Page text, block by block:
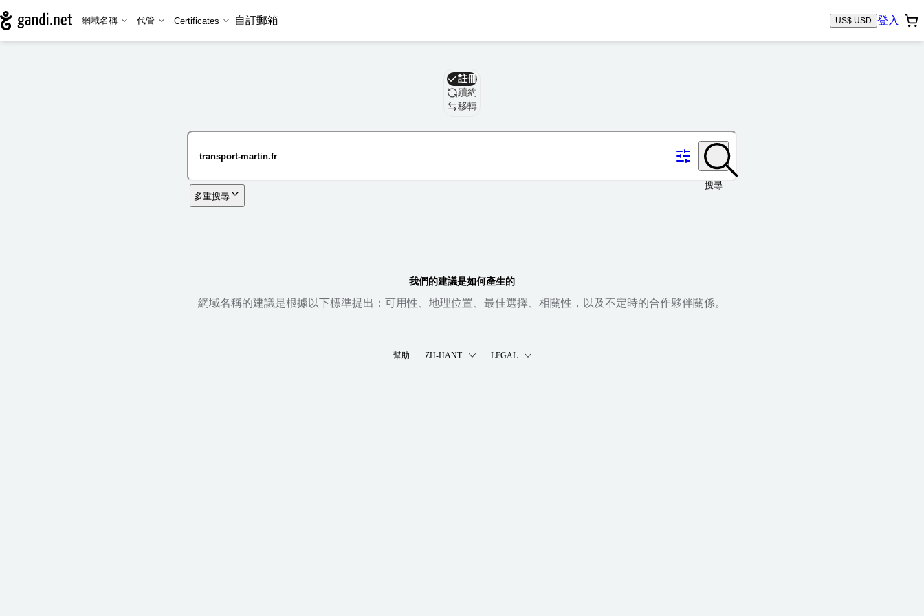
網域名稱 代管 Certificates 自訂郵箱 US$ USD 登入
域名註冊
續約
移轉
搜尋
多重搜尋
我們的建議是如何產生的
網域名稱的建議是根據以下標準提出：可用性、地理位置、最佳選擇、相關性，以及不定時的合作夥伴關係。
幫助 ZH-HANT LEGAL